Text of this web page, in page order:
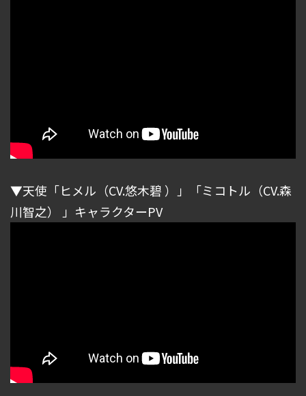
▼天使「ヒメル（CV.悠木碧 ）」「ミコトル（CV.森
川智之） 」キャラクターPV